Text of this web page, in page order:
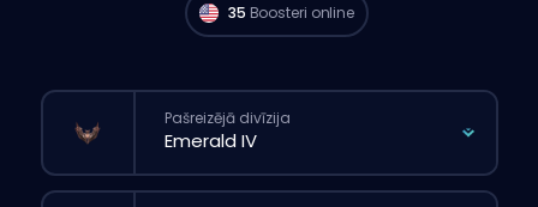
35 Boosteri online
Pašreizējā divīzija